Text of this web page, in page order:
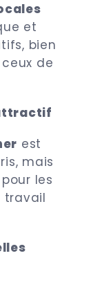
et
bien
de
est
mais
les
travail